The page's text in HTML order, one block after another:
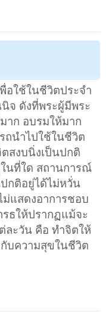
อใช้ในชีวิตประจำ
จ ดังที่พระผู้มีพระ
าก อบรมให้มาก
ถนำไปใช้ในชีวิต
สงบนิ่งเป็นปกติ
นที่ใด สถานการณ์
ปกติอยู่ได้ไม่หวั่น
ม่แสดงอาการชอบ
รธให้ปรากฏแม้จะ
ละวัน คือ ทำจิตให้
บความสุขในชีวิต